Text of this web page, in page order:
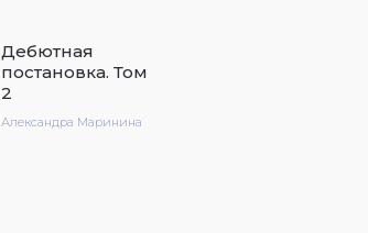
Дебютная
постановка. Том
2
Александра Маринина